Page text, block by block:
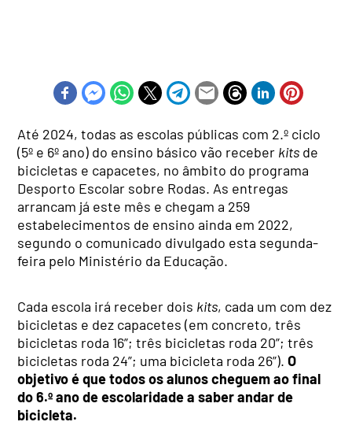
Até 2024, todas as escolas públicas com 2.º ciclo
(5º e 6º ano) do ensino básico vão receber kits de
bicicletas e capacetes, no âmbito do programa
Desporto Escolar sobre Rodas. As entregas
arrancam já este mês e chegam a 259
estabelecimentos de ensino ainda em 2022,
segundo o comunicado divulgado esta segunda-
feira pelo Ministério da Educação.
Cada escola irá receber dois kits, cada um com dez
bicicletas e dez capacetes (em concreto, três
bicicletas roda 16”; três bicicletas roda 20”; três
bicicletas roda 24”; uma bicicleta roda 26”).O
objetivo é que todos os alunos cheguem ao final
do 6.º ano de escolaridade a saber andar de
bicicleta.